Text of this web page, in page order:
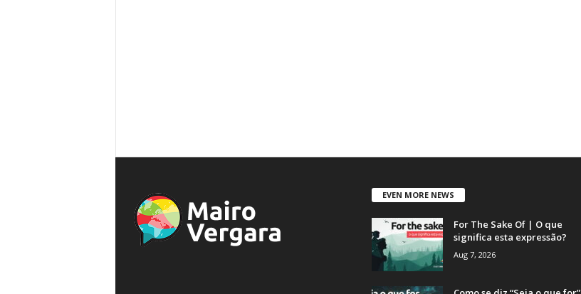
EVEN MORE NEWS
For The Sake Of | O que
significa esta expressão?
Aug 7, 2026